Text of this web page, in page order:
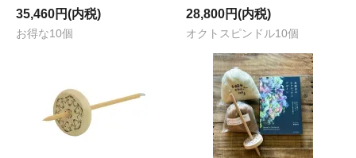
35,460円(内税)
お得な10個
28,800円(内税)
オクトスピンドル10個